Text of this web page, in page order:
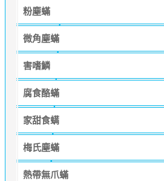
粉塵蟎
微角塵蟎
害嗜鱗
腐食酪蟎
家甜食螨
梅氏塵蟎
熱帶無爪蟎